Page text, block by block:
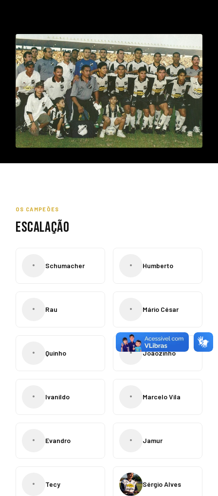
OS CAMPEÕES
ESCALAÇÃO
• Schumacher • Humberto
• Rau • Mário César
• Quinho • Joãozinho
• Ivanildo • Marcelo Vila
• Evandro • Jamur
• Tecy Sérgio Alves